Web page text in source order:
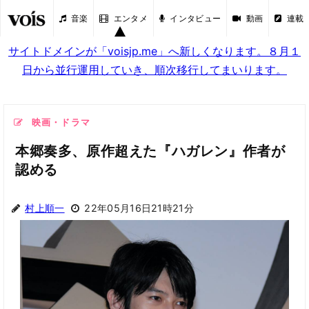
音楽 エンタメ インタビュー 動画 連載
サイトドメインが「voisjp.me」へ新しくなります。８月１
日から並行運用していき、順次移行してまいります。
映画・ドラマ
本郷奏多、原作超えた『ハガレン』作者が
認める
村上順一 22年05月16日21時21分